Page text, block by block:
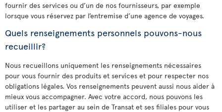
fournir des services ou d’un de nos fournisseurs, par exemple
lorsque vous réservez par l’entremise d’une agence de voyages.
Quels renseignements personnels pouvons-nous
recueillir?
Nous recueillons uniquement les renseignements nécessaires
pour vous fournir des produits et services et pour respecter nos
obligations légales. Vos renseignements peuvent aussi nous aider à
mieux vous accompagner. Avec votre accord, nous pouvons les
utiliser et les partager au sein de Transat et ses filiales pour vous